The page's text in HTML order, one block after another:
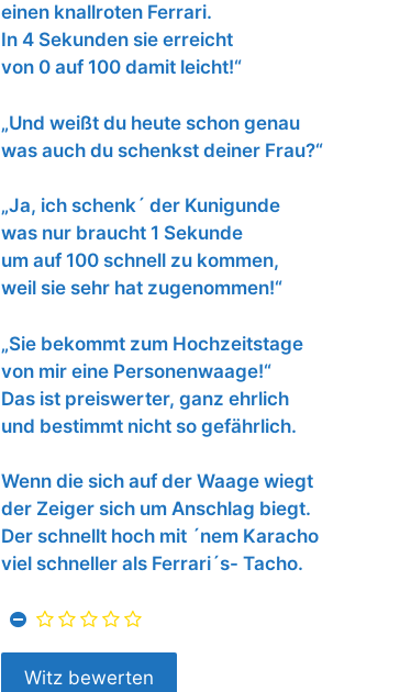
einen knallroten Ferrari.
In 4 Sekunden sie erreicht
von 0 auf 100 damit leicht!“
„Und weißt du heute schon genau
was auch du schenkst deiner Frau?“
„Ja, ich schenk´ der Kunigunde
was nur braucht 1 Sekunde
um auf 100 schnell zu kommen,
weil sie sehr hat zugenommen!“
„Sie bekommt zum Hochzeitstage
von mir eine Personenwaage!“
Das ist preiswerter, ganz ehrlich
und bestimmt nicht so gefährlich.
Wenn die sich auf der Waage wiegt
der Zeiger sich um Anschlag biegt.
Der schnellt hoch mit ´nem Karacho
viel schneller als Ferrari´s- Tacho.